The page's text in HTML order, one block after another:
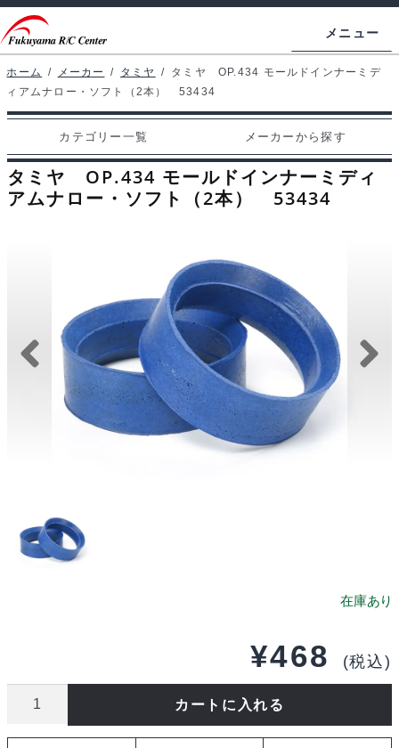
ビ
ゲ
ー
シ
ン
へ
ン
テ
ン
ツ
ス
キ
メニュー
ホームページ
マイアカウント
カート
支払い
メーカーから探す
お問い合わせ
ブログ
ホーム / メーカー / タミヤ / タミヤ OP.434 モールドインナーミデ
ィアムナロー・ソフト（2本） 53434
カテゴリー一覧 メーカーから探す
タミヤ OP.434 モールドインナーミディ
アムナロー・ソフト（2本） 53434
¥468 (税込)
カートに入れる